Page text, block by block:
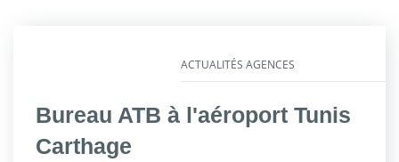
ACTUALITÉS AGENCES
Bureau ATB à l'aéroport Tunis
Carthage